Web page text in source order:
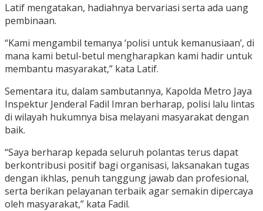
Latif mengatakan, hadiahnya bervariasi serta ada uang
pembinaan.
“Kami mengambil temanya ‘polisi untuk kemanusiaan’, di
mana kami betul-betul mengharapkan kami hadir untuk
membantu masyarakat,” kata Latif.
Sementara itu, dalam sambutannya, Kapolda Metro Jaya
Inspektur Jenderal Fadil Imran berharap, polisi lalu lintas
di wilayah hukumnya bisa melayani masyarakat dengan
baik.
“Saya berharap kepada seluruh polantas terus dapat
berkontribusi positif bagi organisasi, laksanakan tugas
dengan ikhlas, penuh tanggung jawab dan profesional,
serta berikan pelayanan terbaik agar semakin dipercaya
oleh masyarakat,” kata Fadil.